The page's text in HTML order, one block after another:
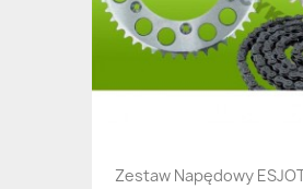
Zestaw Napędowy